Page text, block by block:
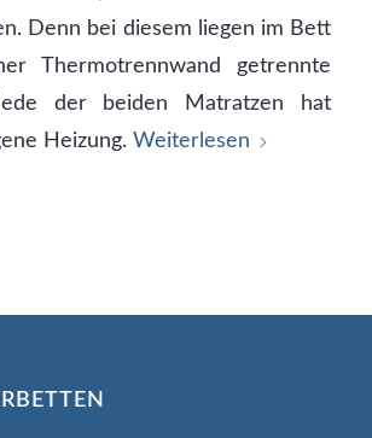
Denn bei diesem liegen im Bett
Thermotrennwand getrennte
der beiden Matratzen hat
Heizung. Weiterlesen